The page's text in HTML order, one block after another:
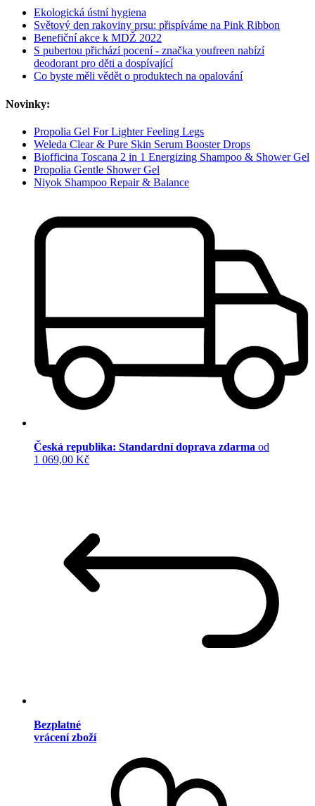
Ekologická ústní hygiena
Světový den rakoviny prsu: přispíváme na Pink Ribbon
Benefiční akce k MDŽ 2022
S pubertou přichází pocení - značka youfreen nabízí
deodorant pro děti a dospívající
Co byste měli vědět o produktech na opalování
Novinky:
Propolia Gel For Lighter Feeling Legs
Weleda Clear & Pure Skin Serum Booster Drops
Biofficina Toscana 2 in 1 Energizing Shampoo & Shower Gel
Propolia Gentle Shower Gel
Niyok Shampoo Repair & Balance
Česká republika: Standardní doprava zdarma od
1 069,00 Kč
Bezplatné
vrácení zboží